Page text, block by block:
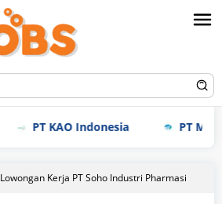
PT KAO Indonesia PT
Lowongan Kerja PT Soho Industri Pharmasi